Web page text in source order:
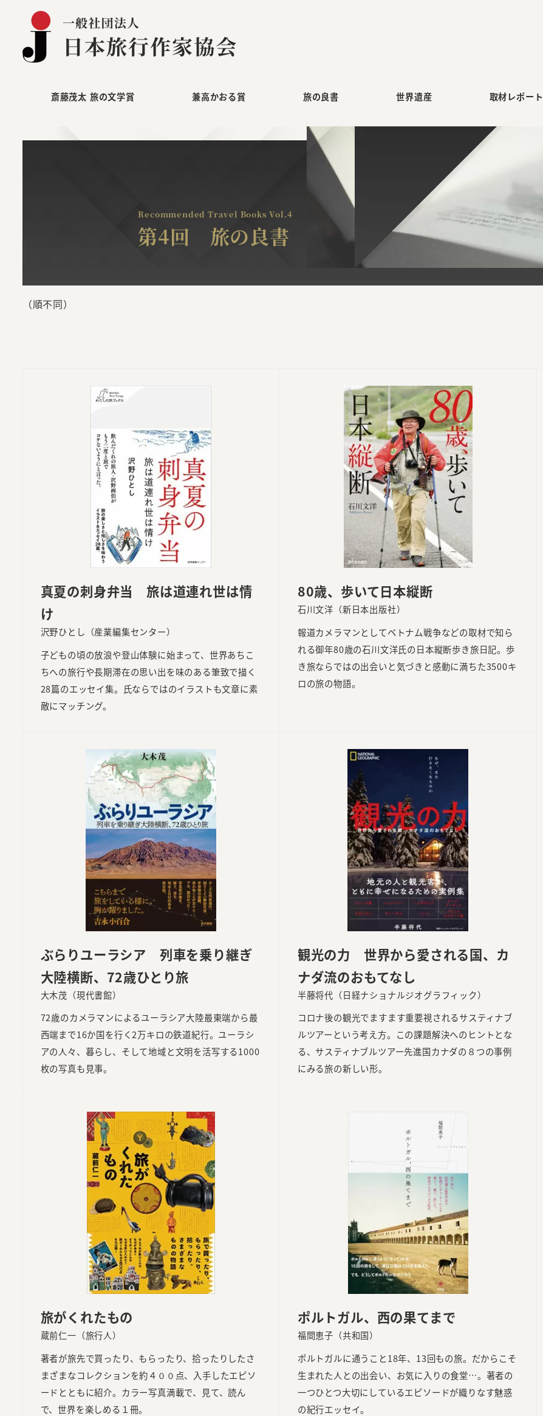
斎藤茂太 旅の文学賞 兼高かおる賞 旅の良書 世界遺産 取材レポート
Recommended Travel Books Vol.4
第4回 旅の良書
（順不同）
真夏の刺身弁当 旅は道連れ世は情
け
沢野ひとし（産業編集センター）
子どもの頃の放浪や登山体験に始まって、世界あちこ
ちへの旅行や長期滞在の思い出を味のある筆致で描く
28篇のエッセイ集。氏ならではのイラストも文章に素
敵にマッチング。
80歳、歩いて日本縦断
石川文洋（新日本出版社）
報道カメラマンとしてベトナム戦争などの取材で知ら
れる御年80歳の石川文洋氏の日本縦断歩き旅日記。歩
き旅ならではの出会いと気づきと感動に満ちた3500キ
ロの旅の物語。
ぶらりユーラシア 列車を乗り継ぎ
大陸横断、72歳ひとり旅
大木茂（現代書館）
72歳のカメラマンによるユーラシア大陸最東端から最
西端まで16か国を行く2万キロの鉄道紀行。ユーラシ
アの人々、暮らし、そして地域と文明を活写する1000
枚の写真も見事。
観光の力 世界から愛される国、カ
ナダ流のおもてなし
半藤将代（日経ナショナルジオグラフィック）
コロナ後の観光でますます重要視されるサスティナブ
ルツアーという考え方。この課題解決へのヒントとな
る、サスティナブルツアー先進国カナダの８つの事例
にみる旅の新しい形。
旅がくれたもの
蔵前仁一（旅行人）
著者が旅先で買ったり、もらったり、拾ったりしたさ
まざまなコレクションを約４００点、入手したエピソ
ードとともに紹介。カラー写真満載で、見て、読ん
で、世界を楽しめる１冊。
ポルトガル、西の果てまで
福間恵子（共和国）
ポルトガルに通うこと18年、13回もの旅。だからこそ
生まれた人との出会い、お気に入りの食堂…。著者の
一つひとつ大切にしているエピソードが織りなす魅惑
の紀行エッセイ。